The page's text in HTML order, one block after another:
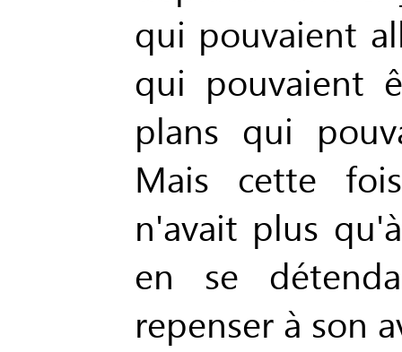
qui pouvaient
qui pouvaient
plans qui
Mais cette
n'avait plus
en se
repenser à son